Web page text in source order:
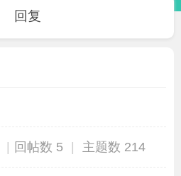
回复
回帖数 5 主题数 214